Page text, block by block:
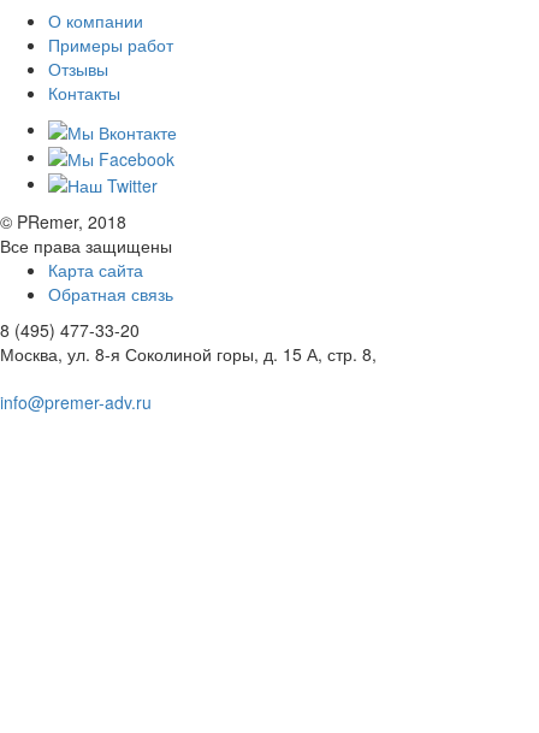
О компании
Примеры работ
Отзывы
Контакты
© PRemer, 2018
Все права защищены
Карта сайта
Обратная связь
8 (495) 477-33-20
Москва, ул. 8-я Соколиной горы, д. 15 А, стр. 8,
info@premer-adv.ru